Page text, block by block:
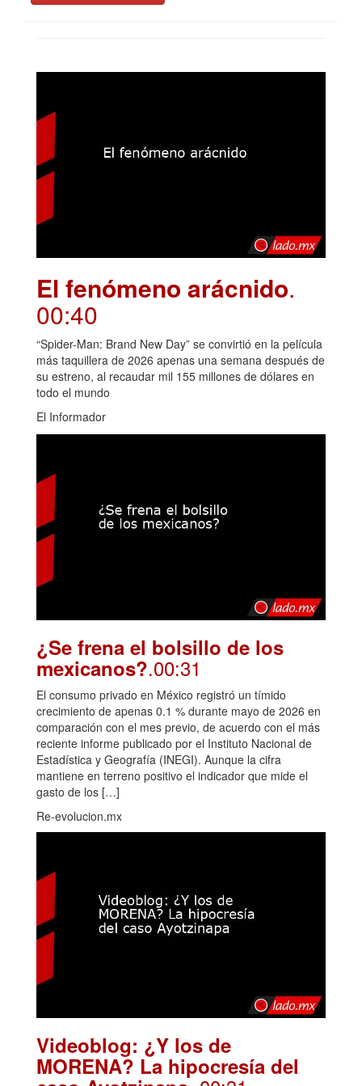
El fenómeno arácnido.
00:40
“Spider-Man: Brand New Day” se convirtió en la película
más taquillera de 2026 apenas una semana después de
su estreno, al recaudar mil 155 millones de dólares en
todo el mundo
El Informador
¿Se frena el bolsillo de los
mexicanos?.00:31
El consumo privado en México registró un tímido
crecimiento de apenas 0.1 % durante mayo de 2026 en
comparación con el mes previo, de acuerdo con el más
reciente informe publicado por el Instituto Nacional de
Estadística y Geografía (INEGI). Aunque la cifra
mantiene en terreno positivo el indicador que mide el
gasto de los […]
Re-evolucion.mx
Videoblog: ¿Y los de
MORENA? La hipocresía del